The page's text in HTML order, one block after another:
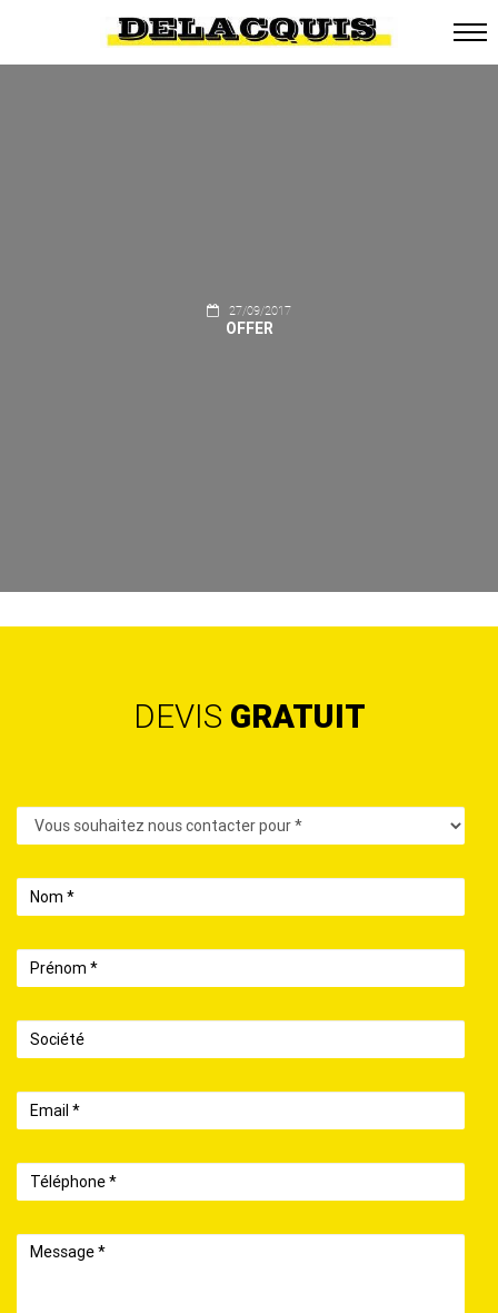
27/09/2017
OFFER
DEVIS GRATUIT
Contact
Nom
Prénom
Société
Email
Téléphone
Message